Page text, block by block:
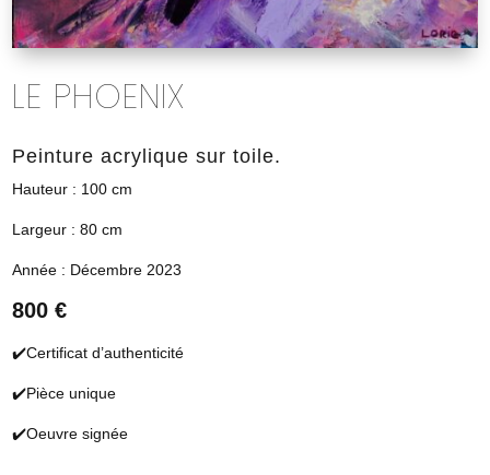
LE PHOENIX
Peinture acrylique sur toile.
Hauteur : 100 cm
Largeur : 80 cm
Année : Décembre 2023
800 €
✔️Certificat d’authenticité
✔️Pièce unique
✔️Oeuvre signée